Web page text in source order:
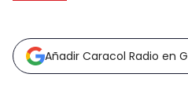
Añadir Caracol Radio en